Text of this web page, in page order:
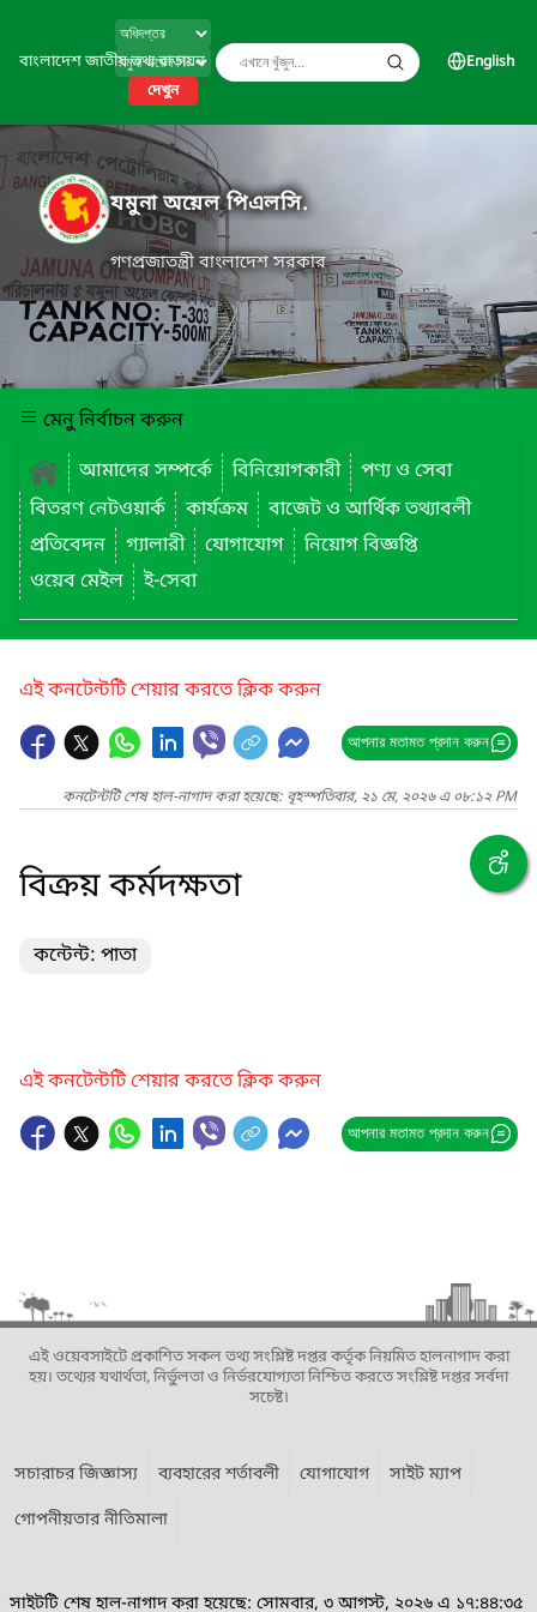
বাংলাদেশ জাতীয় তথ্য বাতায়ন
দেখুন
English
যমুনা অয়েল পিএলসি.
গণপ্রজাতন্ত্রী বাংলাদেশ সরকার
মেনু নির্বাচন করুন
আমাদের সম্পর্কে
বিনিয়োগকারী
পণ্য ও সেবা
বিতরণ নেটওয়ার্ক
কার্যক্রম
বাজেট ও আর্থিক তথ্যাবলী
প্রতিবেদন
গ্যালারী যোগাযোগ
নিয়োগ বিজ্ঞপ্তি
ওয়েব মেইল
ই-সেবা
এই কনটেন্টটি শেয়ার করতে ক্লিক করুন
আপনার মতামত প্রদান করুন
কনটেন্টটি শেষ হাল-নাগাদ করা হয়েছে: বৃহস্পতিবার, ২১ মে, ২০২৬ এ ০৮:১২ PM
বিক্রয় কর্মদক্ষতা
কন্টেন্ট: পাতা
এই কনটেন্টটি শেয়ার করতে ক্লিক করুন
আপনার মতামত প্রদান করুন
এই ওয়েবসাইটে প্রকাশিত সকল তথ্য সংশ্লিষ্ট দপ্তর কর্তৃক নিয়মিত হালনাগাদ করা
হয়। তথ্যের যথার্থতা, নির্ভুলতা ও নির্ভরযোগ্যতা নিশ্চিত করতে সংশ্লিষ্ট দপ্তর সর্বদা
সচেষ্ট।
সচারাচর জিজ্ঞাস্য ব্যবহারের শর্তাবলী যোগাযোগ
সাইট ম্যাপ
গোপনীয়তার নীতিমালা
সাইটটি শেষ হাল-নাগাদ করা হয়েছে: সোমবার, ৩ আগস্ট, ২০২৬ এ ১৭:৪৪:৩৫